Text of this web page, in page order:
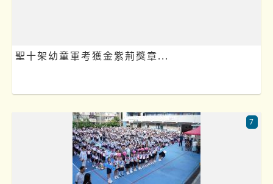
聖十架幼童軍考獲金紫荊獎章...
7